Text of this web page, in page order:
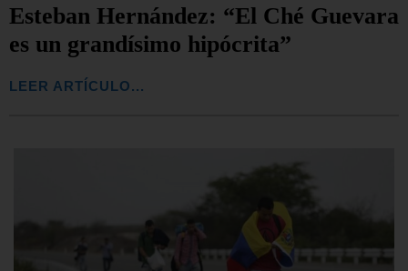
Esteban Hernández: “El Ché Guevara
es un grandísimo hipócrita”
LEER ARTÍCULO...